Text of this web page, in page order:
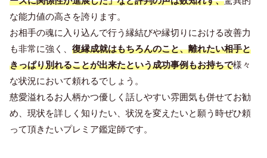
な能力値の高さを誇ります。
お相手の魂に入り込んで行う縁結びや縁切りにおける改善力
も非常に強く、 復縁成就はもちろんのこと、離れたい相手と
きっぱり別れることが出来たという成功事例もお持ちで様々
な状況において頼れるでしょう。
慈愛溢れるお人柄かつ優しく話しやすい雰囲気も併せてお勧
め、現状を詳しく知りたい、状況を変えたいと願う時ぜひ頼
って頂きたいプレミア鑑定師です。